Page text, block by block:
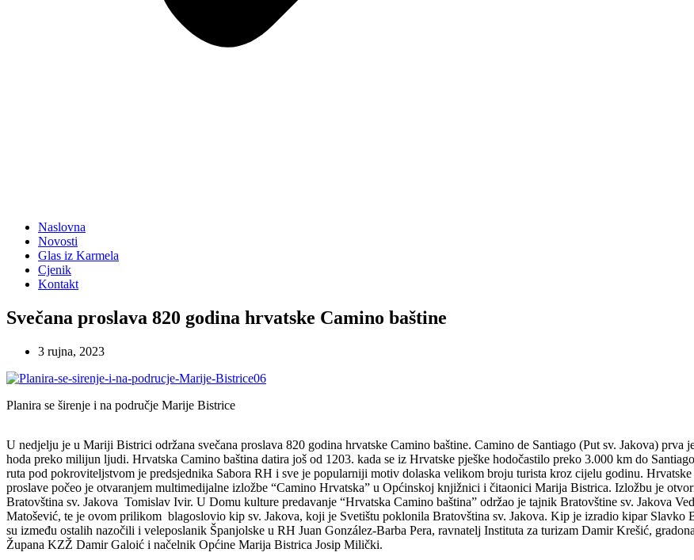
Naslovna
Novosti
Glas iz Karmela
Cjenik
Kontakt
Svečana proslava 820 godina hrvatske Camino baštine
3 rujna, 2023
Planira se širenje i na područje Marije Bistrice
U nedjelju je u Mariji Bistrici održana svečana proslava 820 godina hrvatske Camino baštine. Camino de Santiago (Put sv. Jakova)
hoda preko milijun ljudi. Hrvatska Camino baština datira još od 1203. kada se iz Hrvatske pješke hodočastilo preko 3.000 km do
ruta pod pokroviteljstvom je predsjednika Sabora RH i sve je popularniji motiv dolaska velikom broju turista kroz cijelu godinu.
proslave počeo je otvaranjem multimedijalne izložbe “Camino Hrvatska” u Općinskoj knjižnici i čitaonici Marija Bistrica. Izložbu je
Bratovština sv. Jakova Tomislav Ivir. U Domu kulture predavanje “Hrvatska Camino baština” održao je tajnik Bratovštine sv. Jakova
Matošević, te je ovom prilikom blagoslovio kip sv. Jakova, koji je Svetištu poklonila Bratovština sv. Jakova. Kip je izradio kipar Slavko
su između ostalih nazočili i veleposlanik Španjolske u RH Juan González-Barba Pera​, ravnatelj Instituta za turizam Damir Krešić,
Župana KZŽ Damir Galoić i načelnik Općine Marija Bistrica Josip Milički.